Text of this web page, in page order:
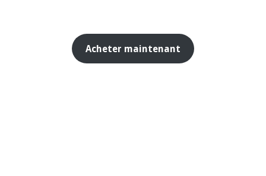
Acheter maintenant